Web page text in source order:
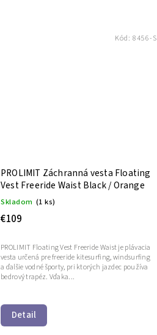
PROLIMIT Záchranná vesta Floating
Vest Freeride Waist Black / Orange
Skladom (1 ks)
€109
Detail
PROLIMIT Floating Vest Freeride Waist je plávacia
vesta určená pre freeride kitesurfing, windsurfing
a ďalšie vodné športy, pri ktorých jazdec používa
bedrový trapéz. Vďaka...
Kód:8456-S